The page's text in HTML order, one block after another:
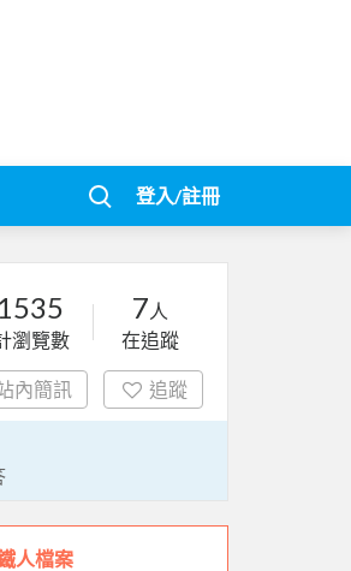
登入/註冊
瀏覽數
7 人
在追蹤
內簡訊 追蹤
人檔案